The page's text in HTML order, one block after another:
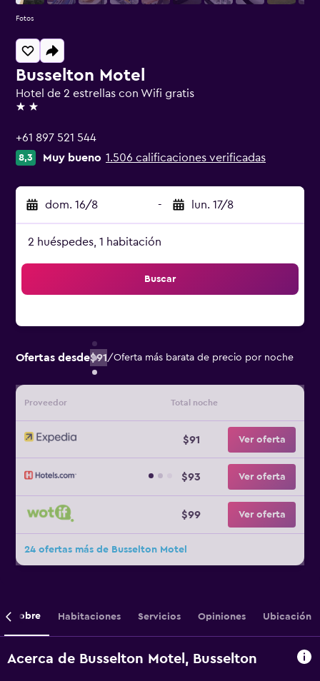
Busselton Motel
Hotel de 2 estrellas con Wifi gratis
2 estrellas
+61 897 521 544
8,3 Muy bueno 1.506 calificaciones verificadas
dom. 16/8 - lun. 17/8
2 huéspedes, 1 habitación
Buscar
Ofertas desde$91/Oferta más barata de precio por noche
Proveedor Total noche
$91 Ver oferta
$93 Ver oferta
$99 Ver oferta
24 ofertas más de Busselton Motel
Fotos
Sobre Habitaciones Servicios Opiniones Ubicación
Acerca de Busselton Motel, Busselton